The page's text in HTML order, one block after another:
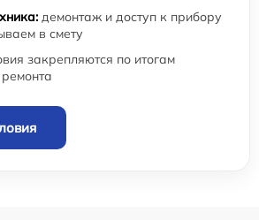
демонтаж и доступ к прибору
в смету
закрепляются по итогам